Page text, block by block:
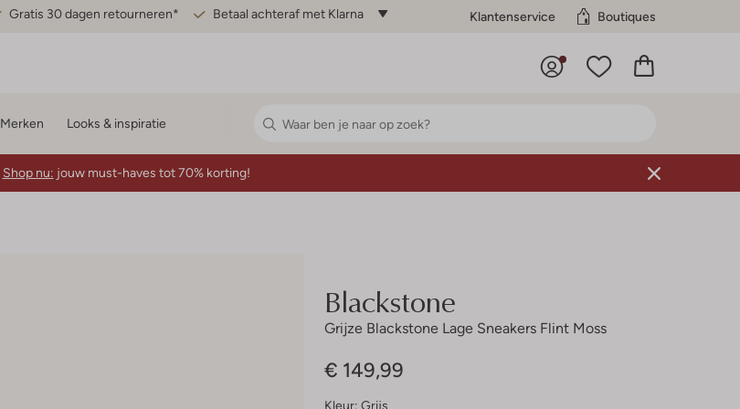
Gratis 30 dagen retourneren* Betaal achteraf met Klarna Klantenservice Boutiques
Merken Looks & inspiratie
Shop nu: jouw must-haves tot 70% korting!
Blackstone
Grijze Blackstone Lage Sneakers Flint Moss
€ 149,99
Kleur: Grijs